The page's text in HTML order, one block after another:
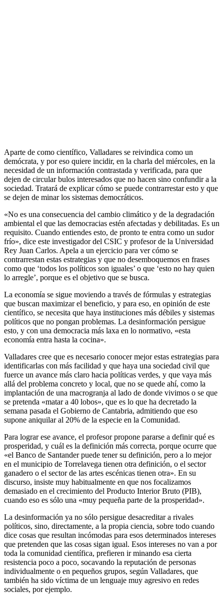
Aparte de como científico, Valladares se reivindica como un
demócrata, y por eso quiere incidir, en la charla del miércoles, en la
necesidad de un información contrastada y verificada, para que
dejen de circular bulos interesados que no hacen sino confundir a la
sociedad. Tratará de explicar cómo se puede contrarrestar esto y que
se dejen de minar los sistemas democráticos.
«No es una consecuencia del cambio climático y de la degradación
ambiental el que las democracias estén afectadas y debilitadas. Es un
requisito. Cuando entiendes esto, de pronto te entra como un sudor
frío», dice este investigador del CSIC y profesor de la Universidad
Rey Juan Carlos. Apela a un ejercicio para ver cómo se
contrarrestan estas estrategias y que no desemboquemos en frases
como que ‘todos los políticos son iguales’ o que ‘esto no hay quien
lo arregle’, porque es el objetivo que se busca.
La economía se sigue moviendo a través de fórmulas y estrategias
que buscan maximizar el beneficio, y para eso, en opinión de este
científico, se necesita que haya instituciones más débiles y sistemas
políticos que no pongan problemas. La desinformación persigue
esto, y con una democracia más laxa en lo normativo, «esta
economía entra hasta la cocina».
Valladares cree que es necesario conocer mejor estas estrategias para
identificarlas con más facilidad y que haya una sociedad civil que
fuerce un avance más claro hacia políticas verdes, y que vaya más
allá del problema concreto y local, que no se quede ahí, como la
implantación de una macrogranja al lado de donde vivimos o se que
se pretenda «matar a 40 lobos», que es lo que ha decretado la
semana pasada el Gobierno de Cantabria, admitiendo que eso
supone aniquilar al 20% de la especie en la Comunidad.
Para lograr ese avance, el profesor propone pararse a definir qué es
prosperidad, y cuál es la definición más correcta, porque ocurre que
«el Banco de Santander puede tener su definición, pero a lo mejor
en el municipio de Torrelavega tienen otra definición, o el sector
ganadero o el sector de las artes escénicas tienen otra». En su
discurso, insiste muy habitualmente en que nos focalizamos
demasiado en el crecimiento del Producto Interior Bruto (PIB),
cuando eso es sólo una «muy pequeña parte de la prosperidad».
La desinformación ya no sólo persigue desacreditar a rivales
políticos, sino, directamente, a la propia ciencia, sobre todo cuando
dice cosas que resultan incómodas para esos determinados intereses
que pretenden que las cosas sigan igual. Esos intereses no van a por
toda la comunidad científica, prefieren ir minando esa cierta
resistencia poco a poco, socavando la reputación de personas
individualmente o en pequeños grupos, según Valladares, que
también ha sido víctima de un lenguaje muy agresivo en redes
sociales, por ejemplo.